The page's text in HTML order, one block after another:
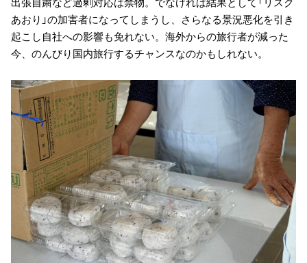
あおり」の加害者になってしまうし、さらなる景況悪化を引き
起こし自社への影響も免れない。海外からの旅行者が減った
今、のんびり国内旅行するチャンスなのかもしれない。